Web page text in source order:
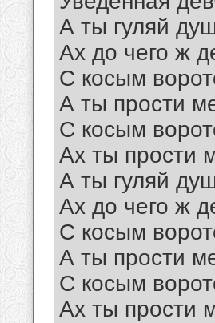
А ты гуляй
Ах до чего ж
С косым
А ты прости
С косым
Ах ты прости
А ты гуляй
Ах до чего ж
С косым
А ты прости
С косым
Ах ты прости